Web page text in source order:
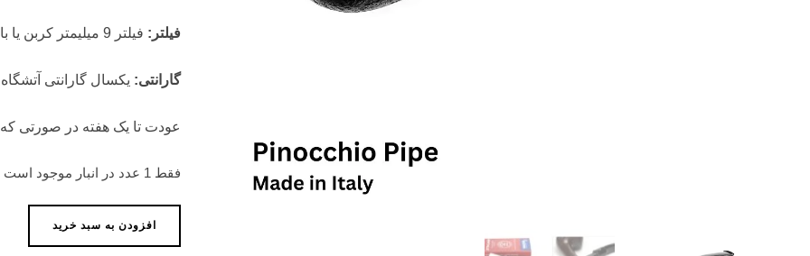
فیلتر: فیلتر 9 میلیمتر کربن یا بالسا
گارانتی: یکسال گارانتی آتشگاه
عودت تا یک هفته در صورتی که
فقط 1 عدد در انبار موجود است
افزودن به سبد خرید